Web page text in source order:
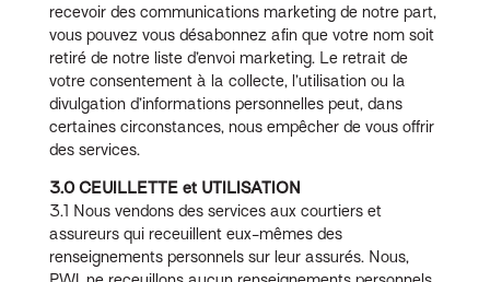
recevoir des communications marketing de notre part,
vous pouvez vous désabonnez afin que votre nom soit
retiré de notre liste d’envoi marketing. Le retrait de
votre consentement à la collecte, l’utilisation ou la
divulgation d’informations personnelles peut, dans
certaines circonstances, nous empêcher de vous offrir
des services.
3.0 CEUILLETTE et UTILISATION
3.1 Nous vendons des services aux courtiers et
assureurs qui receuillent eux-mêmes des
renseignements personnels sur leur assurés. Nous,